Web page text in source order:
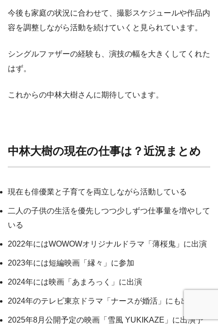
今後も家庭の状況に合わせて、撮影スケジュールや作品内
容を調整しながら活動を続けていくと見られています。
シングルファザーの経験も、演技の幅を大きくしてくれた
はず。
これからの中林大樹さんに期待しています。
中林大樹の現在の仕事は？近況まとめ
現在も俳優業と子育てを両立しながら活動している
二人の子供の生活を優先しつつ少しずつ仕事量を増やして
いる
2022年にはWOWOWオリジナルドラマ「薄桜鬼」に出演
2023年には短編映画「縁々」に参加
2024年には映画「あまろっく」に出演
2024年のテレビ東京ドラマ「ナースが婚活」にも出演
2025年8月公開予定の映画「雪風 YUKIKAZE」に出演予